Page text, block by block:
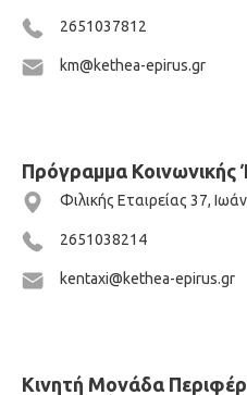
2651037812
km@kethea-epirus.gr
Πρόγραμμα Κοινωνικής
Φιλικής Εταιρείας 37,
2651038214
kentaxi@kethea-epirus.gr
Κινητή Μονάδα